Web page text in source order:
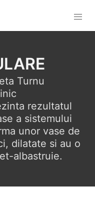
Turnu
rezultatul
a sistemului
unor vase de
dilatate si au o
albastruie.